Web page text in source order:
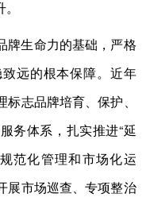
牌生命力的基础，严格
远的根本保障。近年
志品牌培育、保护、
务体系，扎实推进“延
范化管理和市场化运
展市场巡查、专项整治